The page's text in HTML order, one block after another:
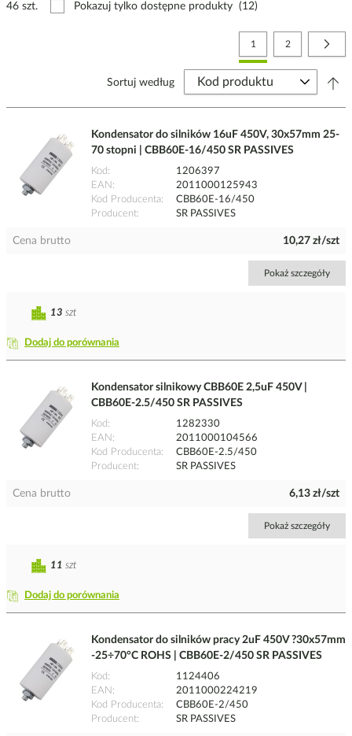
46 szt. Pokazuj tylko dostępne produkty (12)
Strona
Aktualnie czytasz stronę
1 Strona
2
Sortuj według
Kondensator do silników 16uF 450V, 30x57mm 25-
70 stopni | CBB60E-16/450 SR PASSIVES
Kod
1206397
EAN
2011000125943
Kod Producenta
CBB60E-16/450
Producent
SR PASSIVES
Cena brutto 10,27 zł/szt
Pokaż szczegóły
Dodaj do porównania
13 szt
Kondensator silnikowy CBB60E 2,5uF 450V |
CBB60E-2.5/450 SR PASSIVES
Kod
1282330
EAN
2011000104566
Kod Producenta
CBB60E-2.5/450
Producent
SR PASSIVES
Cena brutto 6,13 zł/szt
Pokaż szczegóły
Dodaj do porównania
11 szt
Kondensator do silników pracy 2uF 450V ?30x57mm
-25÷70°C ROHS | CBB60E-2/450 SR PASSIVES
Kod
1124406
EAN
2011000224219
Kod Producenta
CBB60E-2/450
Producent
SR PASSIVES